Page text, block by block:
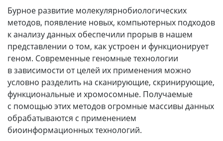
Бурное развитие молекулярнобиологических
методов, появление новых, компьютерных подходов
к анализу данных обеспечили прорыв в нашем
представлении о том, как устроен и функционирует
геном. Современные геномные технологии
в зависимости от целей их применения можно
условно разделить на сканирующие, скринирующие,
функциональные и хромосомные. Получаемые
с помощью этих методов огромные массивы данных
обрабатываются с применением
биоинформационных технологий.